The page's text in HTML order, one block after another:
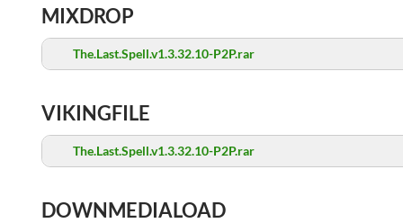
MIXDROP
The.Last.Spell.v1.3.32.10-P2P.rar
VIKINGFILE
The.Last.Spell.v1.3.32.10-P2P.rar
DOWNMEDIALOAD